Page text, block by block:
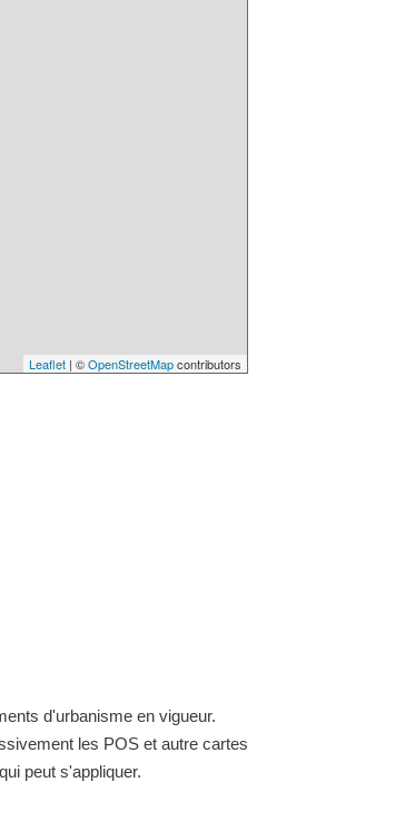
Leaflet | ©OpenStreetMapcontributors
d'urbanisme en vigueur.
les POS et autre cartes
peut s'appliquer.